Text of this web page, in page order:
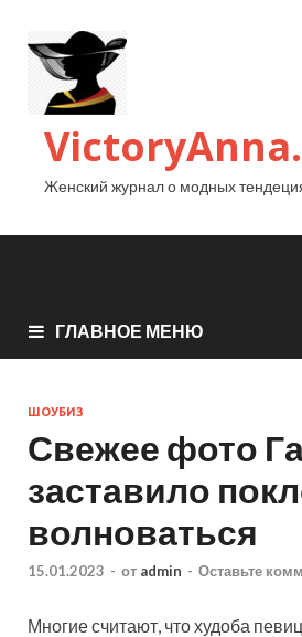
VictoryAnna.
Женский журнал о модных
ГЛАВНОЕ МЕНЮ
ШОУБИЗ
Свежее фото
заставило
волноваться
15.01.2023 - от admin - Оставьте
Многие считают, что худоба